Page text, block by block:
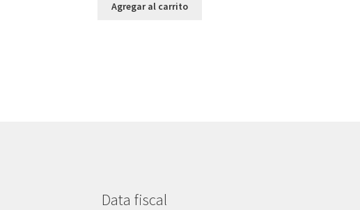
Agregar al carrito
Data fiscal